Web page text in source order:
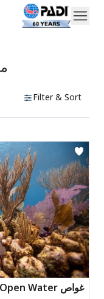
Filter & Sort
غواص Open Water